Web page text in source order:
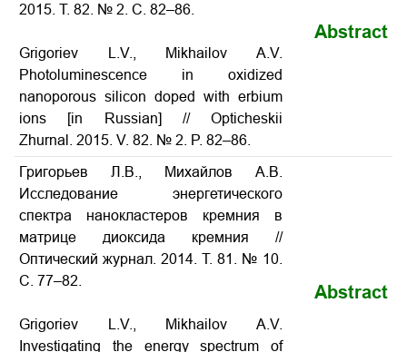
2015. Т. 82. № 2. С. 82–86.
Grigoriev L.V., Mikhailov A.V.
Photoluminescence in oxidized
nanoporous silicon doped with erbium
ions
[in Russian] // Opticheskii
Zhurnal. 2015. V. 82. № 2. P. 82–86.
Abstract
Григорьев Л.В., Михайлов А.В.
Исследование энергетического
спектра нанокластеров кремния в
матрице диоксида кремния //
Оптический журнал. 2014. Т. 81. № 10.
С. 77–82.
Grigoriev L.V., Mikhailov A.V.
Investigating the energy spectrum of
Abstract